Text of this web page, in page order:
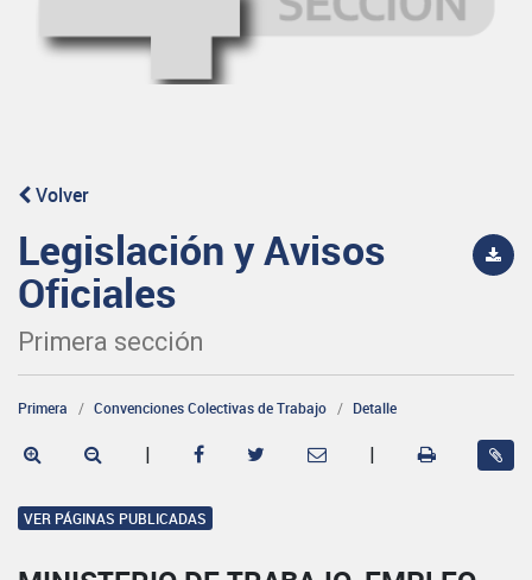
Volver
Legislación y Avisos
Oficiales
Primera sección
Primera Convenciones Colectivas de Trabajo Detalle
| |
VER PÁGINAS PUBLICADAS